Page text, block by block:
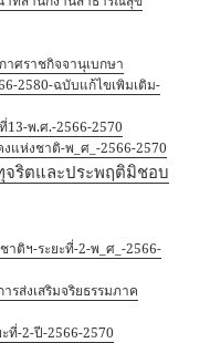
ศราชกิจจานุเบกษา
2580-ฉบับแก้ไขเพิมเติม-
พ.ศ.-2566-2570
แห่งชาติ-พ_ศ_-2566-2570
ริตและประพฤติมิชอบ
ติฯ-ระยะที่-2-พ_ศ_-2566-
รส่งเสริมจริยธรรมภาค
ที่-2-ปี-2566-2570